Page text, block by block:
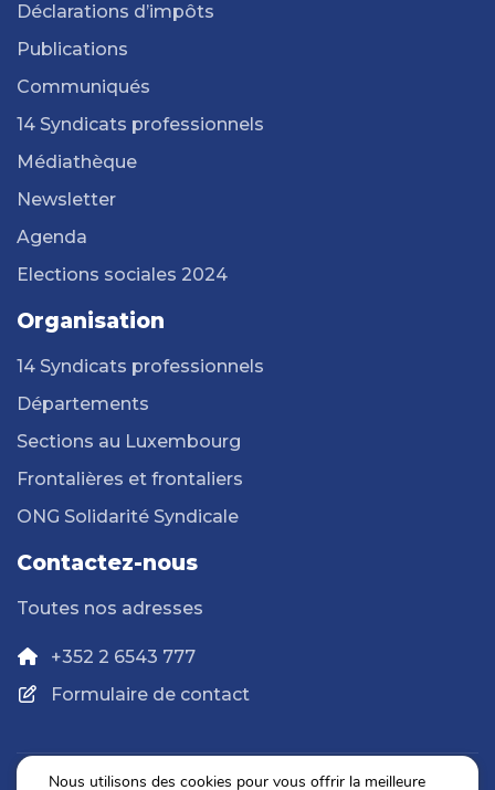
Déclarations d’impôts
Publications
Communiqués
14 Syndicats professionnels
Médiathèque
Newsletter
Agenda
Elections sociales 2024
Organisation
14 Syndicats professionnels
Départements
Sections au Luxembourg
Frontalières et frontaliers
ONG Solidarité Syndicale
Contactez-nous
Toutes nos adresses
+352 2 6543 777
Formulaire de contact
Nous utilisons des cookies pour vous offrir la meilleure